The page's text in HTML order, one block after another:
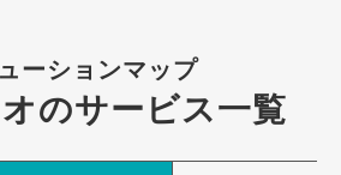
ーションマップ
のサービス一覧